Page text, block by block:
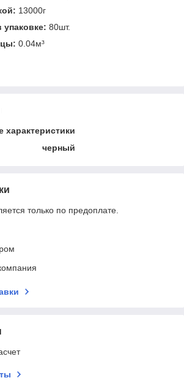
13000г
упаковке: 80шт.
0.04м³
характеристики
черный
только по предоплате.